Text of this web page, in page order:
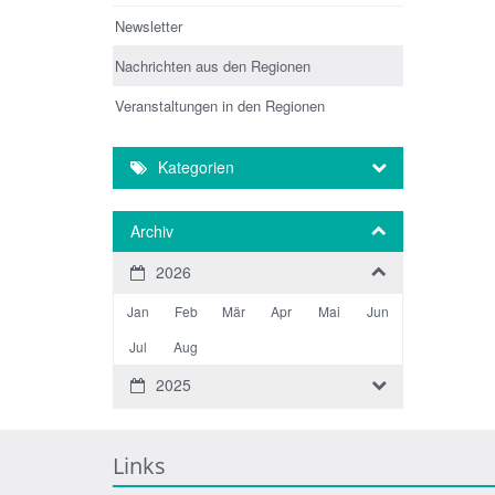
Newsletter
Nachrichten aus den Regionen
Veranstaltungen in den Regionen
Kategorien
Archiv
2026
Jan Feb Mär Apr Mai
Jun
Jul
Aug
2025
Links